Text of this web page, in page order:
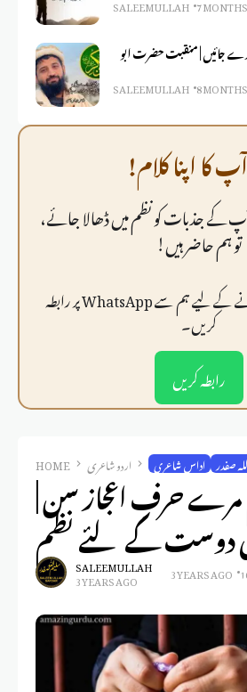
SALEEM ULLAH 7
جائیں | منقبت حضرت ابو
SALEEM ULLAH 8
کا اپنا کلام!
کے جذبات کو نظم میں ڈھالا جائے،
تو ہم حاضر ہیں!
💌 فرمايشی کلام لکھوانے کے لیے ہم سے WhatsApp پر رابطہ
کریں۔
رابطہ کریں
HOME اردو شاعری اداس شاعری صفدر حرفِ اعجاز سن |
دوست کے لئے نظم
SALEEM ULLAH
3 YEARS AGO 3 YEARS AGO